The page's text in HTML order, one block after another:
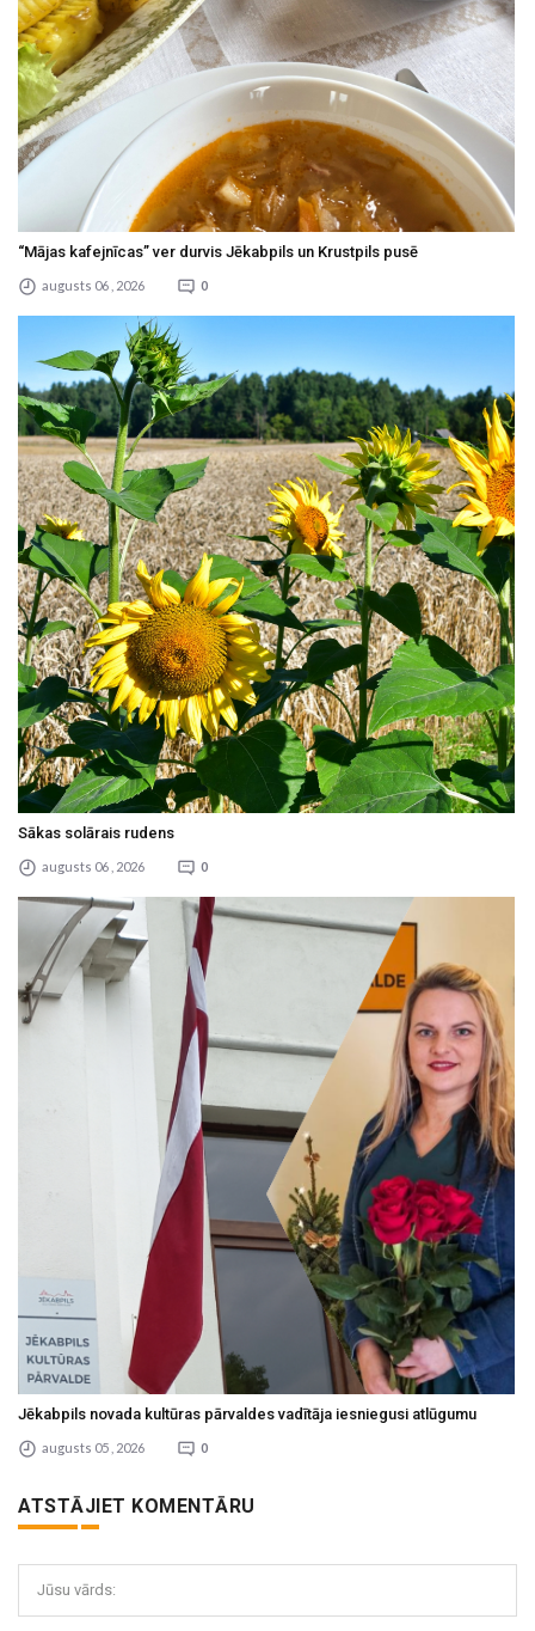
“Mājas kafejnīcas” ver durvis Jēkabpils un Krustpils pusē
augusts 06 , 2026 0
Sākas solārais rudens
augusts 06 , 2026 0
Jēkabpils novada kultūras pārvaldes vadītāja iesniegusi atlūgumu
augusts 05 , 2026 0
ATSTĀJIET KOMENTĀRU
Jūsu vārds: